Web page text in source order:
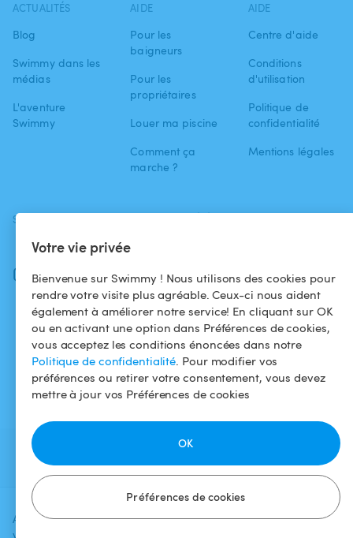
Votre vie privée
Bienvenue sur Swimmy ! Nous utilisons des cookies pour
rendre votre visite plus agréable. Ceux-ci nous aident
également à améliorer notre service! En cliquant sur OK
ou en activant une option dans Préférences de cookies,
vous acceptez les conditions énoncées dans notre
Politique de confidentialité. Pour modifier vos
préférences ou retirer votre consentement, vous devez
mettre à jour vos Préférences de cookies
Préférences de cookies
OK
Ajoutez une date et un créneau pour
voir le prix
Vérifier la
ACTUALITÉS
Blog
Swimmy dans les
médias
L'aventure
Swimmy
AIDE
Pour les
baigneurs
Pour les
propriétaires
Louer ma piscine
Comment ça
marche ?
AIDE
Centre d'aide
Conditions
d'utilisation
Politique de
confidentialité
Mentions légales
SUIVEZ-NOUS
Facebook
Instagram